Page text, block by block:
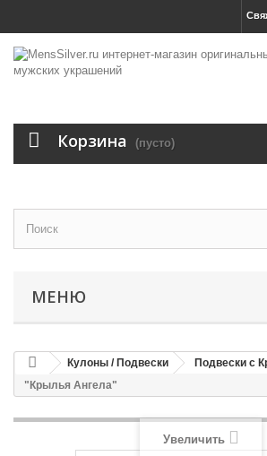
Корзина (пусто)
МЕНЮ
Кулоны / Подвески Подвески с
"Крылья Ангела"
Увеличить